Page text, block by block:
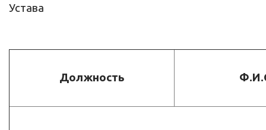
Устава
Должность